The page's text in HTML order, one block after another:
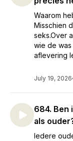
Waarom
Misschien
seks.Over
wie de
aflevering
July 19, 2026
684. Ben
als
Iedere